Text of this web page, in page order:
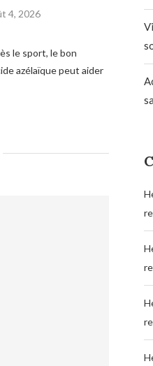
4, 2026
le sport, le bon
azélaïque peut aider